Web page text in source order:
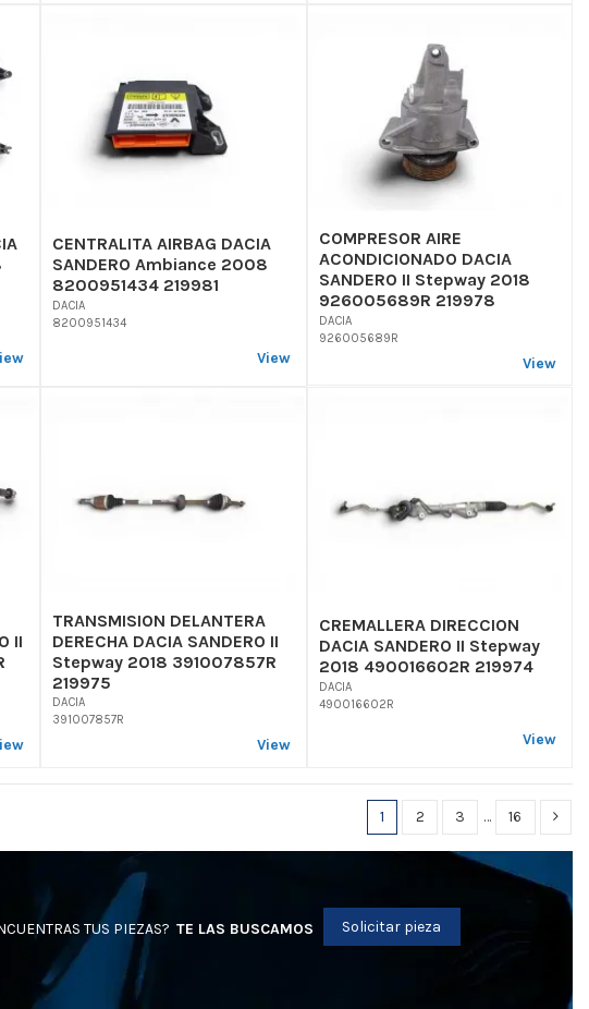
CENTRALITA AIRBAG DACIA
SANDERO Ambiance 2008
8200951434 219981
DACIA
8200951434
View
COMPRESOR AIRE
ACONDICIONADO DACIA
SANDERO II Stepway 2018
926005689R 219978
DACIA
926005689R
View
II
TRANSMISION DELANTERA
DERECHA DACIA SANDERO II
Stepway 2018 391007857R
219975
DACIA
391007857R
View
CREMALLERA DIRECCION
DACIA SANDERO II Stepway
2018 490016602R 219974
DACIA
490016602R
View
1 2 3 … 16
TUS PIEZAS? TE LAS BUSCAMOS Solicitar pieza